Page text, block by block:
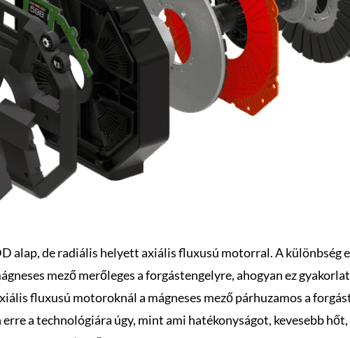
alap, de radiális helyett axiális fluxusú motorral. A különbség
mező merőleges a forgástengelyre, ahogyan ez
fluxusú motoroknál a mágneses mező párhuzamos a
a technológiára úgy, mint ami hatékonyságot, kevesebb